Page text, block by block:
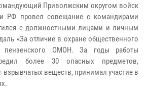
Приволжским округом войск
РФ провел совещание с командирами
с должностными лицами и личным
«За отличие в охране общественного
пензенского ОМОН. За годы работы
более 30 опасных предметов,
взрывчатых веществ, принимал участие в